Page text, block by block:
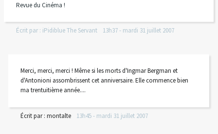
Revue du Cinéma !
Écrit par : iPidiblue The Servant 13h37- mardi 31 juillet 2007
Merci, merci, merci ! Même si les morts d'Ingmar Bergman et
d'Antonioni assombrissent cet anniversaire. Elle commence bien
ma trentuitième année....
Écrit par : montalte 13h45- mardi 31 juillet 2007